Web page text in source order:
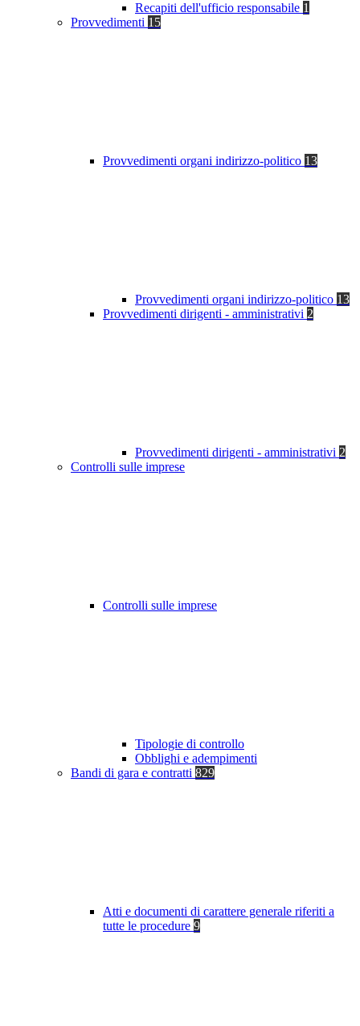
Recapiti dell'ufficio responsabile 1
Provvedimenti 15
Provvedimenti organi indirizzo-politico 13
Provvedimenti organi indirizzo-politico 13
Provvedimenti dirigenti - amministrativi 2
Provvedimenti dirigenti - amministrativi 2
Controlli sulle imprese
Controlli sulle imprese
Tipologie di controllo
Obblighi e adempimenti
Bandi di gara e contratti 829
Atti e documenti di carattere generale riferiti a
tutte le procedure 9